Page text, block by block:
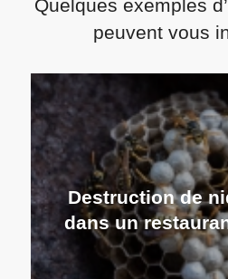
Quelques exemples
peuvent vous
Destruction de
dans un